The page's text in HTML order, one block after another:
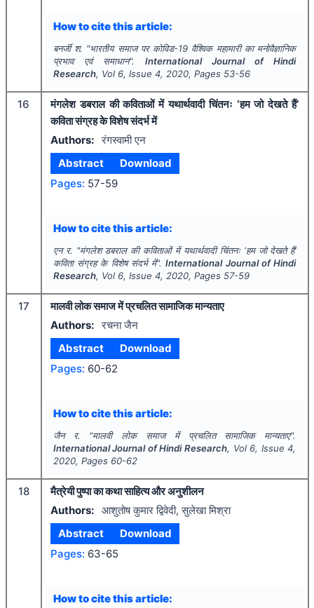
How to cite this article:
बनर्जी श. "भारतीय समाज पर कोविड-19 वैश्विक महामारी का मनोवैज्ञानिक
प्रभाव एवं समाधान". International Journal of Hindi
Research, Vol 6, Issue 4, 2020, Pages 53-56
16
मंगलेश डबराल की कविताओं में यथार्थवादी चिंतनः ‘हम जो देखते हैं’
कविता संग्रह के विशेष संदर्भ में
Authors: रंगस्वामी एन
Abstract
Download
Pages: 57-59
How to cite this article:
एन र. "मंगलेश डबराल की कविताओं में यथार्थवादी चिंतनः ‘हम जो देखते हैं’
कविता संग्रह के विशेष संदर्भ में".International Journal of Hindi
Research, Vol 6, Issue 4, 2020, Pages 57-59
17
मालवी लोक समाज में प्रचलित सामाजिक मान्यताए
Authors: रचना जैन
Abstract
Download
Pages: 60-62
How to cite this article:
जैन र. "मालवी लोक समाज में प्रचलित सामाजिक मान्यताए".
International Journal of Hindi Research, Vol 6, Issue4,
2020, Pages 60-62
18
मैत्रेयी पुष्पा का कथा साहित्य और अनुशीलन
Authors: आशुतोष कुमार द्विवेदी, सुलेखा मिश्रा
Abstract
Download
Pages: 63-65
How to cite this article: